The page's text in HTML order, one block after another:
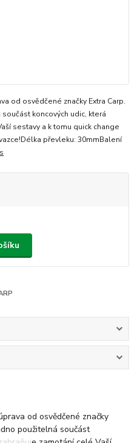
od osvědčené značky Extra Carp.
koncových udic, která
sestavy a k tomu quick change
převleku: 30mmBalení
od osvědčené značky
použitelná součást